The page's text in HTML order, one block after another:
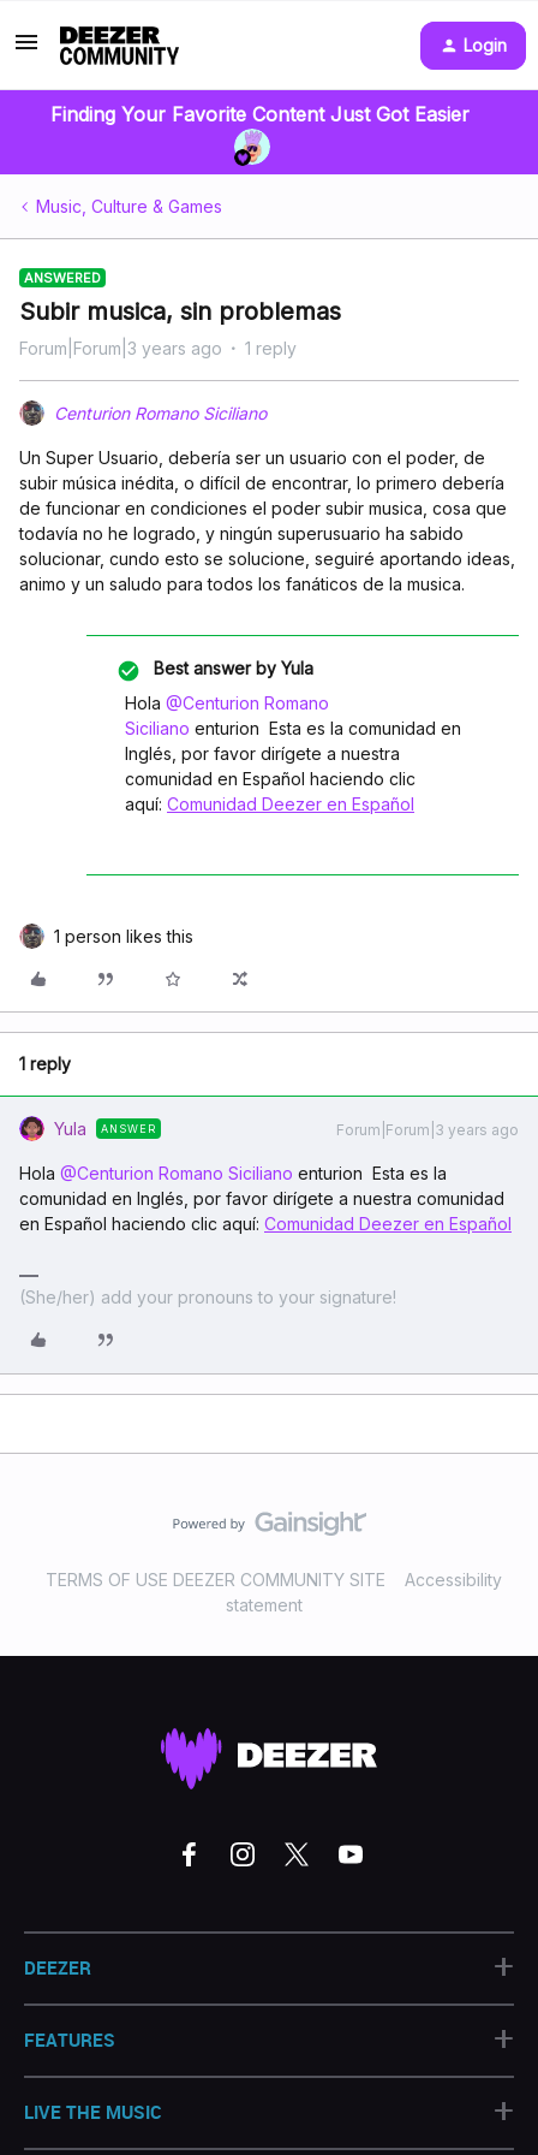
Login
Finding Your Favorite Content Just Got Easier
Music, Culture & Games
ANSWERED
Subir musica, sin problemas
Forum|Forum|3 years ago 1 reply
Centurion Romano Siciliano
Un Super Usuario, debería ser un usuario con el poder, de
subir música inédita, o difícil de encontrar, lo primero debería
de funcionar en condiciones el poder subir musica, cosa que
todavía no he logrado, y ningún superusuario ha sabido
solucionar, cundo esto se solucione, seguiré aportando ideas,
animo y un saludo para todos los fanáticos de la musica.
Best answer by Yula
Hola @Centurion Romano
Siciliano enturion Esta es la comunidad en
Inglés, por favor dirígete a nuestra
comunidad en Español haciendo clic
aquí: Comunidad Deezer en Español
1 person likes this
1 reply
Yula ANSWER Forum|Forum|3 years ago
Hola @Centurion Romano Siciliano enturion Esta es la
comunidad en Inglés, por favor dirígete a nuestra comunidad
en Español haciendo clic aquí: Comunidad Deezer en Español
(She/her) add your pronouns to your signature!
TERMS OF USE DEEZER COMMUNITY SITE
Accessibility
statement
DEEZER +
FEATURES +
LIVE THE MUSIC +